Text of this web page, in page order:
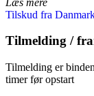
Tilskud fra
Tilmelding /
Tilmelding er
timer før opstart